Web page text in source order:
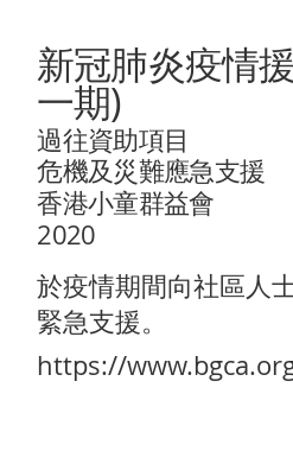
新冠肺炎疫情
一期)
過往資助項目
危機及災難應急支援
香港小童群益會
2020
於疫情期間向社區人
緊急支援。
https://